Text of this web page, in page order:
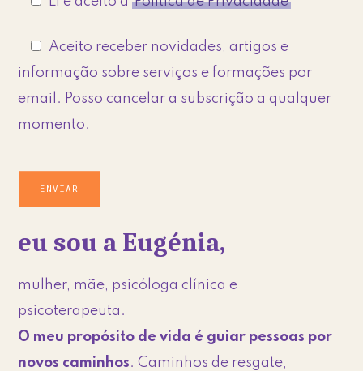
Aceito receber novidades, artigos e
informação sobre serviços e formações por
email. Posso cancelar a subscrição a qualquer
momento.
eu sou a Eugénia,
mulher, mãe, psicóloga clínica e
psicoterapeuta.
O meu propósito de vida é guiar pessoas por
novos caminhos. Caminhos de resgate,